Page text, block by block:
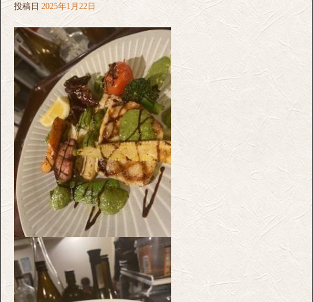
投稿日 2025年1月22日